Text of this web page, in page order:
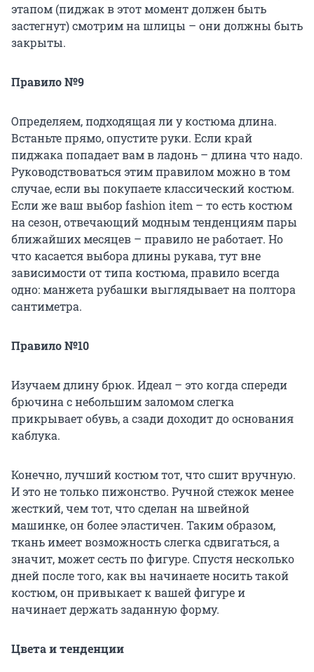
этапом (пиджак в этот момент должен быть
застегнут) смотрим на шлицы – они должны быть
закрыты.
Правило №9
Определяем, подходящая ли у костюма длина.
Встаньте прямо, опустите руки. Если край
пиджака попадает вам в ладонь – длина что надо.
Руководствоваться этим правилом можно в том
случае, если вы покупаете классический костюм.
Если же ваш выбор fashion item – то есть костюм
на сезон, отвечающий модным тенденциям пары
ближайших месяцев – правило не работает. Но
что касается выбора длины рукава, тут вне
зависимости от типа костюма, правило всегда
одно: манжета рубашки выглядывает на полтора
сантиметра.
Правило №10
Изучаем длину брюк. Идеал – это когда спереди
брючина с небольшим заломом слегка
прикрывает обувь, а сзади доходит до основания
каблука.
Конечно, лучший костюм тот, что сшит вручную.
И это не только пижонство. Ручной стежок менее
жесткий, чем тот, что сделан на швейной
машинке, он более эластичен. Таким образом,
ткань имеет возможность слегка сдвигаться, а
значит, может сесть по фигуре. Спустя несколько
дней после того, как вы начинаете носить такой
костюм, он привыкает к вашей фигуре и
начинает держать заданную форму.
Цвета и тенденции